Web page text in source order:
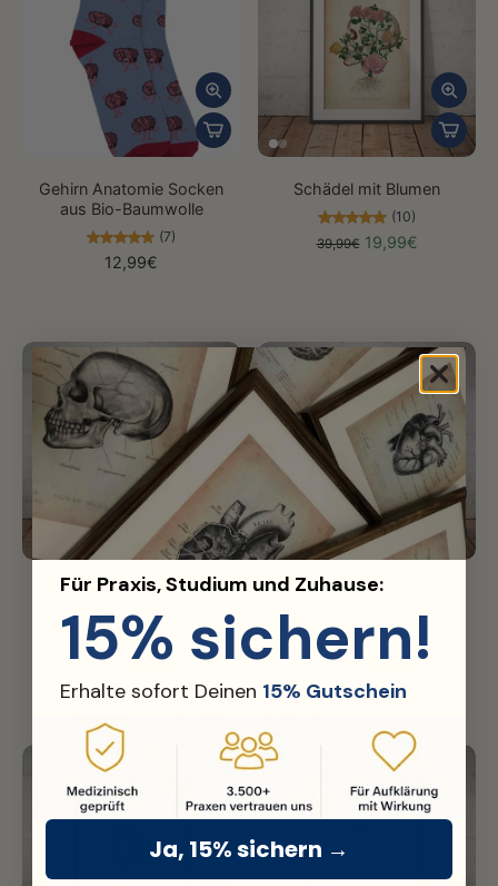
Gehirn Anatomie Socken
aus Bio-Baumwolle
(7)
12,99€
Schädel mit Blumen
(10)
39,99€ 19,99€
Gehirn Aufbau im Schnitt -
Chalkboard
(14)
19,99€
Die 12 Hirnnerven -
(10)
19,99€
Für Praxis, Studium und Zuhause:
15% sichern!
Erhalte sofort Deinen 15% Gutschein
Ja, 15% sichern →